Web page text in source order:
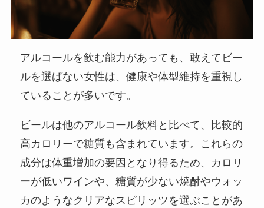
アルコールを飲む能力があっても、敢えてビー
ルを選ばない女性は、健康や体型維持を重視し
ていることが多いです。
ビールは他のアルコール飲料と比べて、比較的
高カロリーで糖質も含まれています。これらの
成分は体重増加の要因となり得るため、カロリ
ーが低いワインや、糖質が少ない焼酎やウォッ
カのようなクリアなスピリッツを選ぶことがあ